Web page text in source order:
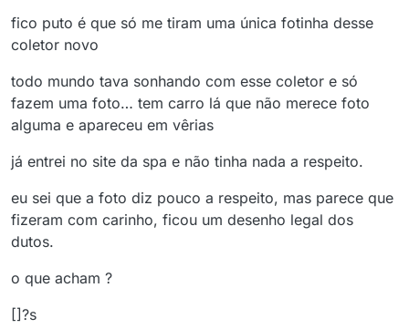
fico puto é que só me tiram uma única fotinha desse
coletor novo
todo mundo tava sonhando com esse coletor e só
fazem uma foto… tem carro lá que não merece foto
alguma e apareceu em vêrias
já entrei no site da spa e não tinha nada a respeito.
eu sei que a foto diz pouco a respeito, mas parece que
fizeram com carinho, ficou um desenho legal dos
dutos.
o que acham ?
[]?s